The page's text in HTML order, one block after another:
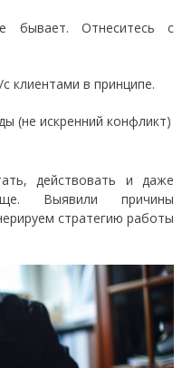
Отнеситесь с
клиентами в принципе.
(не искренний конфликт)
действовать и даже
Выявили причины
стратегию работы